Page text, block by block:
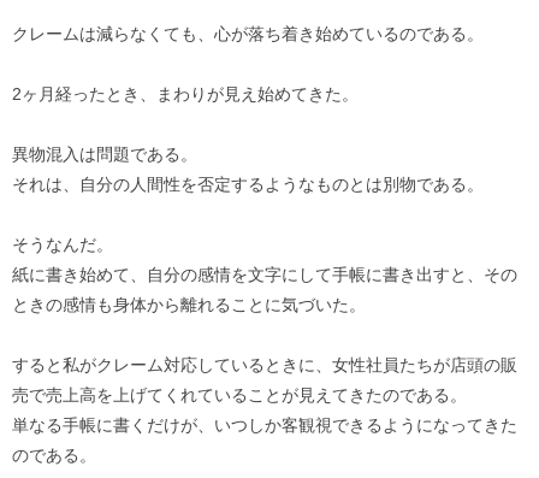
クレームは減らなくても、心が落ち着き始めているのである。
2ヶ月経ったとき、まわりが見え始めてきた。
異物混入は問題である。
それは、自分の人間性を否定するようなものとは別物である。
そうなんだ。
紙に書き始めて、自分の感情を文字にして手帳に書き出すと、その
ときの感情も身体から離れることに気づいた。
すると私がクレーム対応しているときに、女性社員たちが店頭の販
売で売上高を上げてくれていることが見えてきたのである。
単なる手帳に書くだけが、いつしか客観視できるようになってきた
のである。